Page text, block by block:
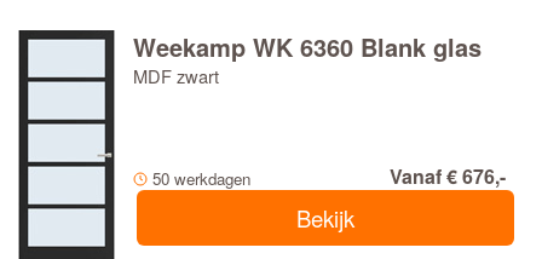
Weekamp WK 6360 Blank glas
MDF zwart
50 werkdagen Vanaf € 676,-
Bekijk